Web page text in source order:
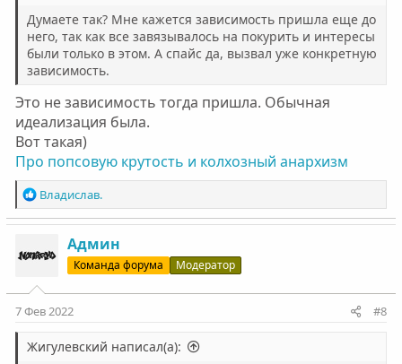
Думаете так? Мне кажется зависимость пришла еще до
него, так как все завязывалось на покурить и интересы
были только в этом. А спайс да, вызвал уже конкретную
зависимость.
Это не зависимость тогда пришла. Обычная
идеализация была.
Вот такая)
Про попсовую крутость и колхозный анархизм
Р
е
а
ц
и
:
Владислав.
Админ
Команда форума Модератор
7 Фев 2022 #8
Жигулевский написал(а):